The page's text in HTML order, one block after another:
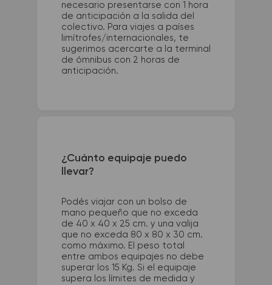
necesario presentarse con 1 hora
de anticipación a la salida del
colectivo. Para viajes a países
limítrofes/internacionales, te
sugerimos acercarte a la terminal
de ómnibus con 2 horas de
anticipación.
¿Cuánto equipaje puedo
llevar?
Podés viajar con un bolso de
mano pequeño que no exceda
de 40 x 40 x 25 cm. y una valija
que no exceda 80 x 80 x 30 cm.
como máximo. El peso total
entre ambos equipajes no debe
superar los 15 Kg. Si el equipaje
supera los límites de medida y